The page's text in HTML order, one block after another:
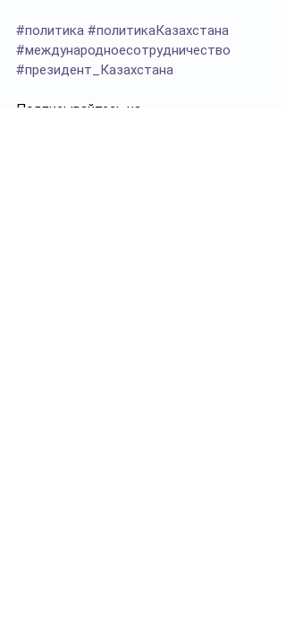
#политика #политикаКазахстана
#международноесотрудничество
#президент_Казахстана
Подписывайтесь на